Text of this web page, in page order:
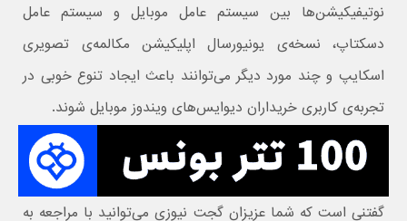
نوتیفیکیشن‌ها بین سیستم عامل موبایل و سیستم عامل
دسکتاپ، نسخه‌ی یونیورسال اپلیکیشن مکالمه‌ی تصویری
اسکایپ و چند مورد دیگر می‌توانند باعث ایجاد تنوع خوبی در
تجربه‌ی کاربری خریداران دیوایس‌های ویندوز موبایل شوند.
گفتنی است که شما عزیزان گجت نیوزی می‌توانید با مراجعه به